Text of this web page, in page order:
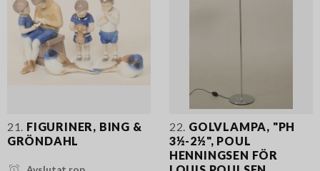
21.
FIGURINER, BING &
GRÖNDAHL
22. GOLVLAMPA, "PH
3½-2½", POUL
HENNINGSEN FÖR